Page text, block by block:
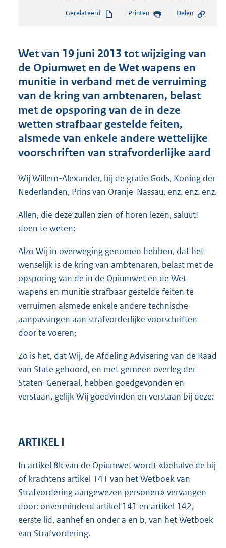
s
d
s
g
o
o
t
t
e
:
2
b
Gerelateerd Printen Delen
Wet van 19 juni 2013 tot wijziging van
de Opiumwet en de Wet wapens en
munitie in verband met de verruiming
van de kring van ambtenaren, belast
met de opsporing van de in deze
wetten strafbaar gestelde feiten,
alsmede van enkele andere wettelijke
voorschriften van strafvorderlijke aard
Wij Willem-Alexander, bij de gratie Gods, Koning der
Nederlanden, Prins van Oranje-Nassau, enz. enz. enz.
Allen, die deze zullen zien of horen lezen, saluut!
doen te weten:
Alzo Wij in overweging genomen hebben, dat het
wenselijk is de kring van ambtenaren, belast met de
opsporing van de in de Opiumwet en de Wet
wapens en munitie strafbaar gestelde feiten te
verruimen alsmede enkele andere technische
aanpassingen aan strafvorderlijke voorschriften
door te voeren;
Zo is het, dat Wij, de Afdeling Advisering van de Raad
van State gehoord, en met gemeen overleg der
Staten-Generaal, hebben goedgevonden en
verstaan, gelijk Wij goedvinden en verstaan bij deze:
ARTIKEL I
In artikel 8k van de Opiumwet wordt «behalve de bij
of krachtens artikel 141 van het Wetboek van
Strafvordering aangewezen personen» vervangen
door: onverminderd artikel 141 en artikel 142,
eerste lid, aanhef en onder a en b, van het Wetboek
van Strafvordering.